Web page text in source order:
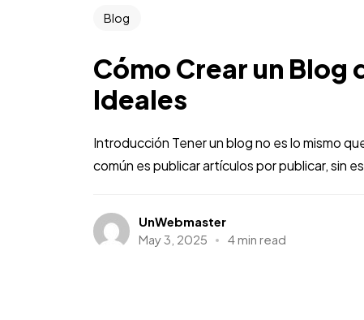
Blog
Cómo Crear un Blog
Ideales
Introducción Tener un blog no es lo mismo
común es publicar artículos por publicar, sin
UnWebmaster
May 3, 2025
4 min read